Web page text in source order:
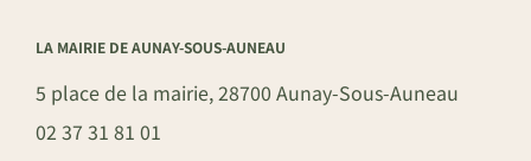
LA MAIRIE DE AUNAY-SOUS-AUNEAU
5 place de la mairie, 28700 Aunay-Sous-Auneau
02 37 31 81 01